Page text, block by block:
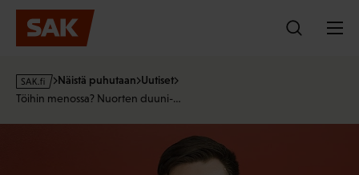
Hyppää
sisältöön
s
a
Näistä puhutaan Uutiset
Töihin menossa? Nuorten duuni-…